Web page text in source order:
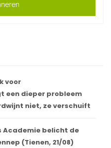
voor
een dieper probleem
niet, ze verschuift
Academie belicht de
(Tienen, 21/08)